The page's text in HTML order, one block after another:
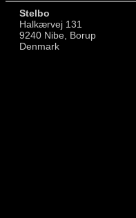
Stelbo
Halkærvej 131
9240 Nibe, Borup
Denmark